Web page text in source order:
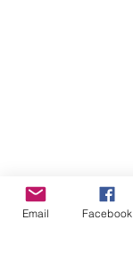
Email Facebook